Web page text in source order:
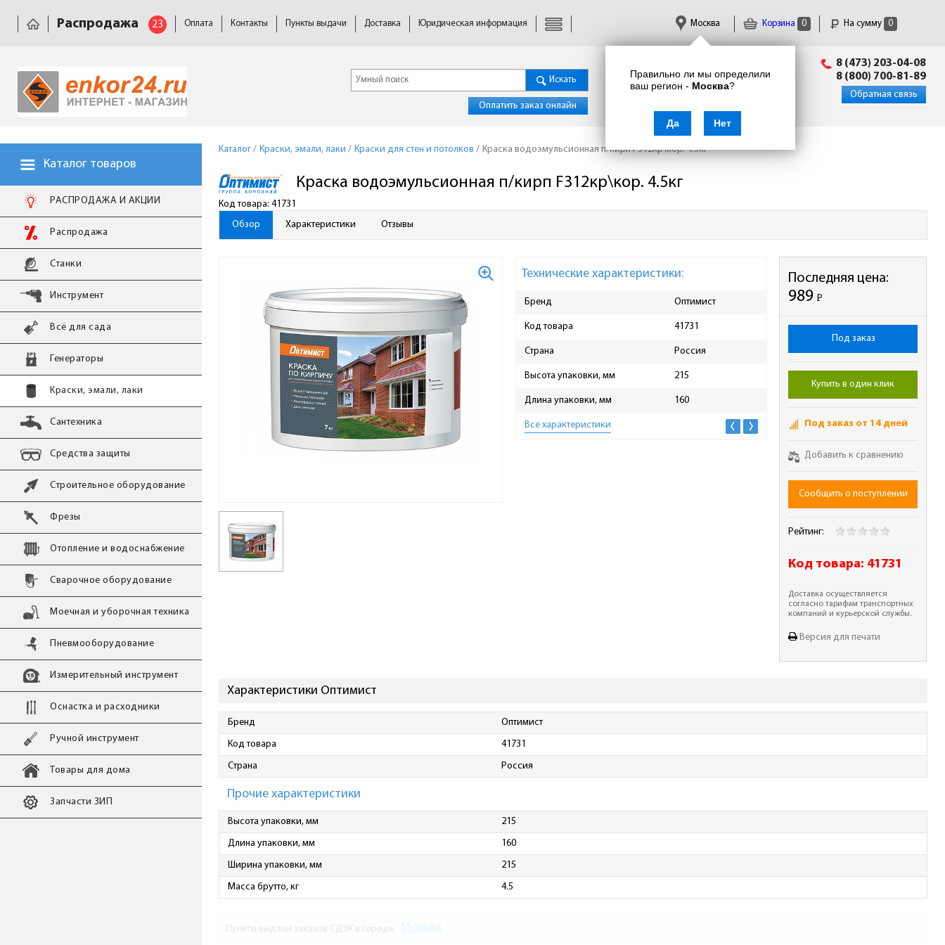
Корзина 0 На сумму 0
Правильно ли мы определили
ваш регион - Москва?
Да Нет
Москва
Распродажа 23 Оплата Контакты Пункты выдачи Доставка Юридическая информация
Искать
Оплатить заказ онлайн
info@enkor24.ru
8 (473) 203-04-08
8 (800) 700-81-89
Обратная связь
Каталог товаров
РАСПРОДАЖА И АКЦИИ
Распродажа
Станки
Инструмент
Всё для сада
Генераторы
Краски, эмали, лаки
Сантехника
Средства защиты
Строительное оборудование
Фрезы
Отопление и водоснабжение
Сварочное оборудование
Моечная и уборочная техника
Пневмооборудование
Измерительный инструмент
Оснастка и расходники
Ручной инструмент
Товары для дома
Запчасти ЗИП
Каталог / Краски, эмали, лаки / Краски для стен и потолков / Краска водоэмульсионная п/кирп F312кр\кор. 4.5кг
Код товара: 41731
Краска водоэмульсионная п/кирп F312кр\кор. 4.5кг
Обзор Характеристики Отзывы
Технические характеристики:
Бренд Оптимист
Код товара 41731
Страна Россия
Высота упаковки, мм 215
Длина упаковки, мм 160
Ширина упаковки, мм
Масса брутто, кг
Все характеристики
Последняя цена:
989Р
-
Под заказ
Купить в один клик
Под заказ от 14 дней
Добавить к сравнению
Сообщить о поступлении
Рейтинг:
Код товара: 41731
Доставка осуществляется
согласно тарифам транспортных
компаний и курьерской службы.
Версия для печати
Характеристики Оптимист
Бренд Оптимист
Код товара 41731
Страна Россия
Прочие характеристики
Высота упаковки, мм 215
Длина упаковки, мм 160
Ширина упаковки, мм 215
Масса брутто, кг 4.5
Пункты выдачи заказов СДЭК в городе